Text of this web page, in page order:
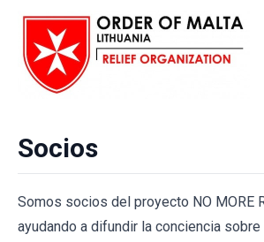
Socios
Somos socios del proyecto NO MORE
ayudando a difundir la conciencia